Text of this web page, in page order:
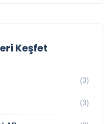
Keşfet
(3)
(3)